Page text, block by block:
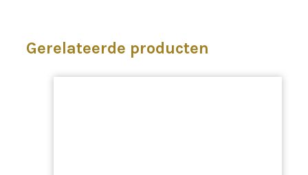
Gerelateerde producten